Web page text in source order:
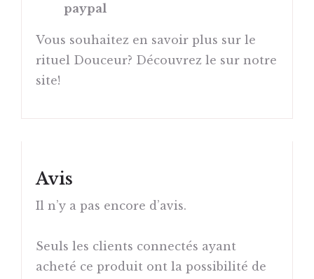
paypal
Vous souhaitez en savoir plus sur le
rituel Douceur? Découvrez le sur notre
site!
Avis
Il n’y a pas encore d’avis.
Seuls les clients connectés ayant
acheté ce produit ont la possibilité de